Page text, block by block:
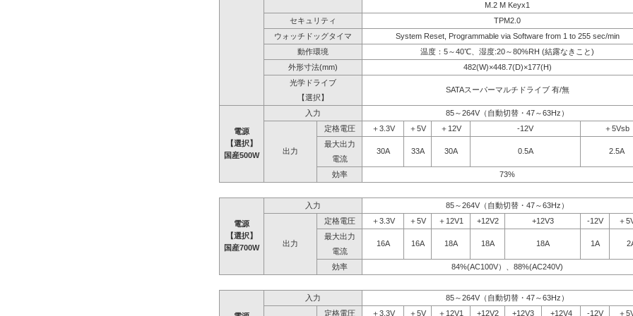
M.2 M Keyx1
セキュリティ
TPM2.0
ウォッチドッグタイマ
System Reset, Programmable via Software from 1 to 255 sec/min
動作環境
温度：5～40℃、湿度:20～80%RH (結露なきこと)
外形寸法(mm)
482(W)×448.7(D)×177(H)
光学ドライブ
SATAスーパーマルチドライブ 有/無
【選択】
電源
【選択】
国産500W
入力 85～264V（自動切替・47～63Hz）
出力
定格電圧 ＋3.3V ＋5V ＋12V -12V
＋5Vsb
最大出力
30A
33A 30A 0.5A
2.5A
電流
効率
73%
電源
【選択】
国産700W
入力 85～264V（自動切替・47～63Hz）
出力
定格電圧 ＋3.3V ＋5V ＋12V1 +12V2 +12V3 -12V
＋
最大出力
16A
16A 18A 18A 18A 1A
電流
効率
84%(AC100V）、88%(AC240V)
入力
85～264V（自動切替・47～63Hz）
定格電圧
＋3.3V ＋5V ＋12V1 +12V2 +12V3 +12V4 -12V ＋